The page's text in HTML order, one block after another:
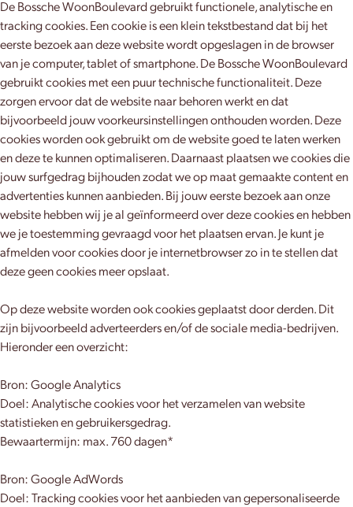
De Bossche WoonBoulevard gebruikt functionele, analytische en
tracking cookies. Een cookie is een klein tekstbestand dat bij het
eerste bezoek aan deze website wordt opgeslagen in de browser
van je computer, tablet of smartphone. De Bossche WoonBoulevard
gebruikt cookies met een puur technische functionaliteit. Deze
zorgen ervoor dat de website naar behoren werkt en dat
bijvoorbeeld jouw voorkeursinstellingen onthouden worden. Deze
cookies worden ook gebruikt om de website goed te laten werken
en deze te kunnen optimaliseren. Daarnaast plaatsen we cookies die
jouw surfgedrag bijhouden zodat we op maat gemaakte content en
advertenties kunnen aanbieden. Bij jouw eerste bezoek aan onze
website hebben wij je al geïnformeerd over deze cookies en hebben
we je toestemming gevraagd voor het plaatsen ervan. Je kunt je
afmelden voor cookies door je internetbrowser zo in te stellen dat
deze geen cookies meer opslaat.
Op deze website worden ook cookies geplaatst door derden. Dit
zijn bijvoorbeeld adverteerders en/of de sociale media-bedrijven.
Hieronder een overzicht:
Bron: Google Analytics
Doel: Analytische cookies voor het verzamelen van website
statistieken en gebruikersgedrag.
Bewaartermijn: max. 760 dagen*
Bron: Google AdWords
Doel: Tracking cookies voor het aanbieden van gepersonaliseerde